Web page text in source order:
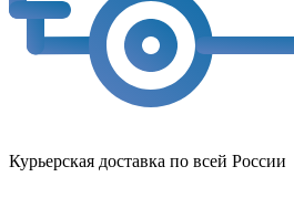
Курьерская доставка по всей России